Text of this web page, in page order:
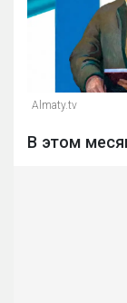
Almaty.tv
В этом